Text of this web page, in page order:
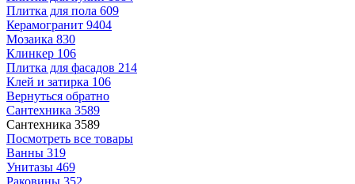
Плитка для пола 609
Керамогранит 9404
Мозаика 830
Клинкер 106
Плитка для фасадов 214
Клей и затирка 106
Вернуться обратно
Сантехника 3589
Сантехника 3589
Посмотреть все товары
Ванны 319
Унитазы 469
Раковины 352